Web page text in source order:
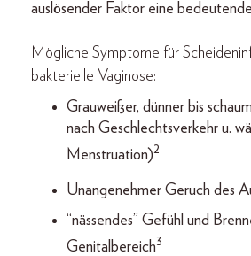
auslösender Faktor eine
Mögliche Symptome für
bakterielle Vaginose:
Grauweißer, dünner bis
nach Geschlechtsverkehr u.
Menstruation)2
Unangenehmer Geruch des
“nässendes” Gefühl und
Genitalbereich3